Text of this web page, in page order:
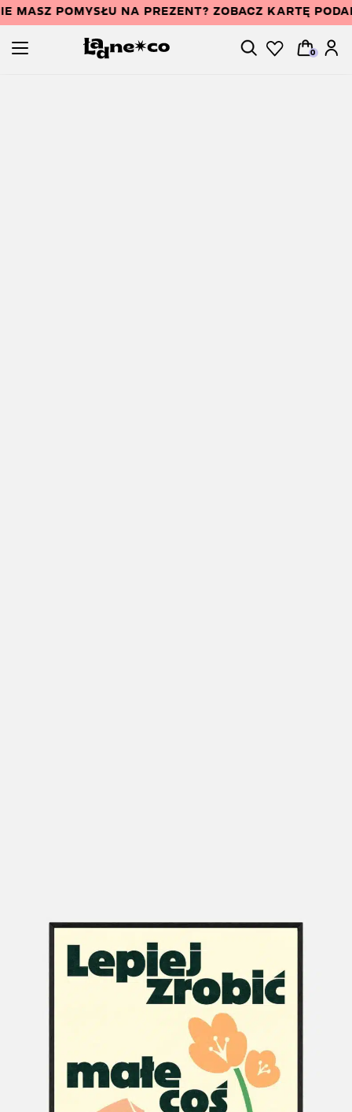
MASZ POMYSŁU NA PREZENT? ZOBACZ KARTĘ
0